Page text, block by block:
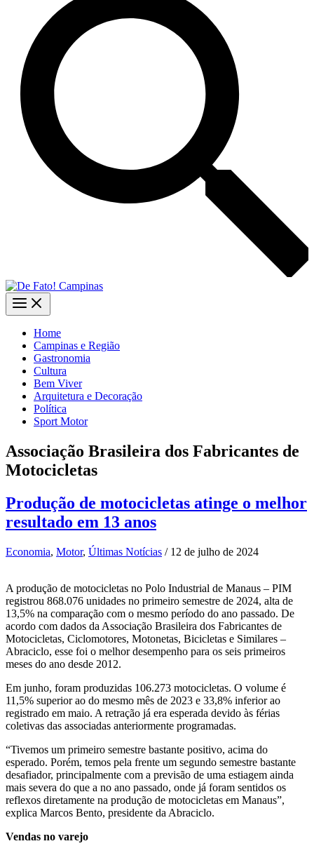
Home
Campinas e Região
Gastronomia
Cultura
Bem Viver
Arquitetura e Decoração
Política
Sport Motor
Associação Brasileira dos Fabricantes de
Motocicletas
Produção de motocicletas atinge o melhor
resultado em 13 anos
Economia, Motor, Últimas Notícias / 12 de julho de 2024
A produção de motocicletas no Polo Industrial de Manaus – PIM
registrou 868.076 unidades no primeiro semestre de 2024, alta de
13,5% na comparação com o mesmo período do ano passado. De
acordo com dados da Associação Brasileira dos Fabricantes de
Motocicletas, Ciclomotores, Motonetas, Bicicletas e Similares –
Abraciclo, esse foi o melhor desempenho para os seis primeiros
meses do ano desde 2012.
Em junho, foram produzidas 106.273 motocicletas. O volume é
11,5% superior ao do mesmo mês de 2023 e 33,8% inferior ao
registrado em maio. A retração já era esperada devido às férias
coletivas das associadas anteriormente programadas.
“Tivemos um primeiro semestre bastante positivo, acima do
esperado. Porém, temos pela frente um segundo semestre bastante
desafiador, principalmente com a previsão de uma estiagem ainda
mais severa do que a no ano passado, onde já foram sentidos os
reflexos diretamente na produção de motocicletas em Manaus”,
explica Marcos Bento, presidente da Abraciclo.
Vendas no varejo